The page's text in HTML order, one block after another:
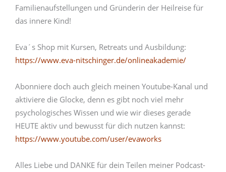
Familienaufstellungen und Gründerin der Heilreise für
das innere Kind!
Eva´s Shop mit Kursen, Retreats und Ausbildung:
https://www.eva-nitschinger.de/onlineakademie/
Abonniere doch auch gleich meinen Youtube-Kanal und
aktiviere die Glocke, denn es gibt noch viel mehr
psychologisches Wissen und wie wir dieses gerade
HEUTE aktiv und bewusst für dich nutzen kannst:
https://www.youtube.com/user/evaworks
Alles Liebe und DANKE für dein Teilen meiner Podcast-